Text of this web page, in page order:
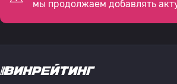
мы продолжаем добавлять